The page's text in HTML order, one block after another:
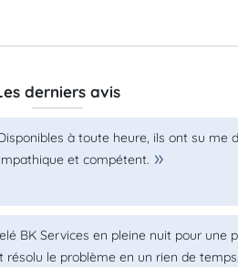
derniers avis
à toute heure, ils ont su me
et compétent.
BK Services en pleine nuit pour une
le problème en un rien de